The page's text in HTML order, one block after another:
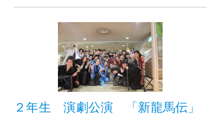
２年生 演劇公演 「新龍馬伝」